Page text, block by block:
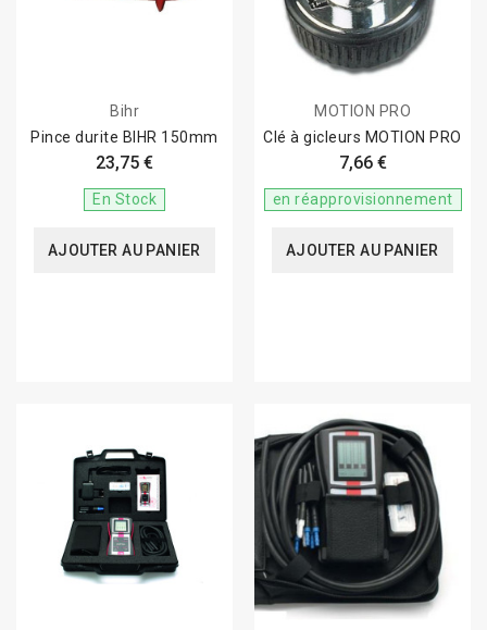
Bihr
Pince durite BIHR 150mm
23,75 €
En Stock
AJOUTER AU PANIER
MOTION PRO
Clé à gicleurs MOTION PRO
7,66 €
en réapprovisionnement
AJOUTER AU PANIER